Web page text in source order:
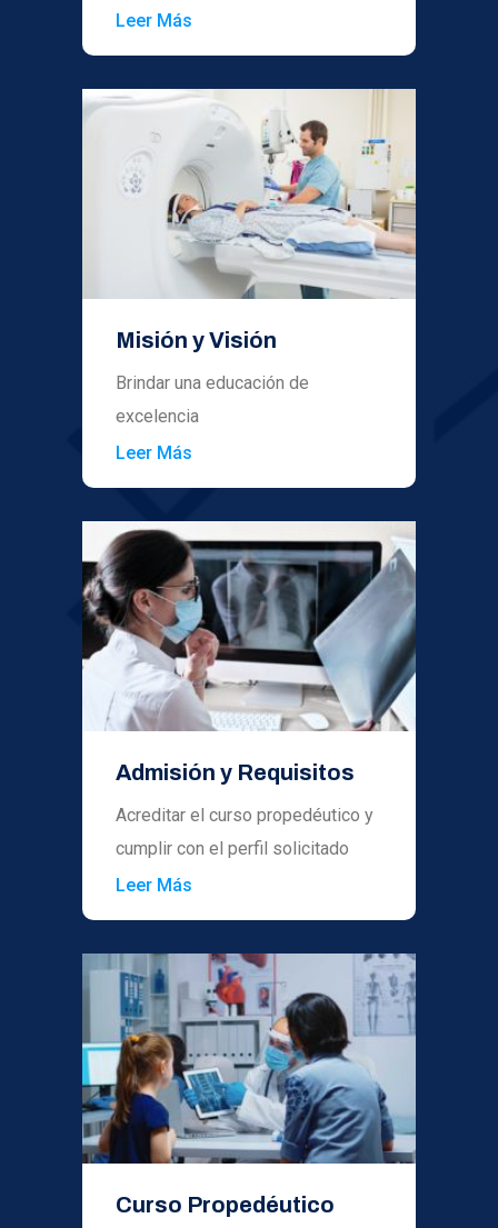
Leer Más
Misión y Visión
Brindar una educación de
excelencia
Leer Más
Admisión y Requisitos
Acreditar el curso propedéutico y
cumplir con el perfil solicitado
Leer Más
Curso Propedéutico